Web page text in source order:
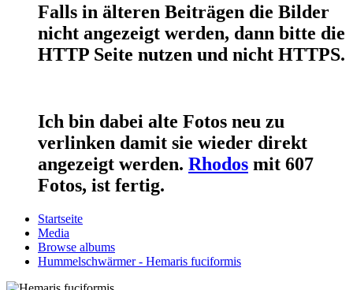
Falls in älteren Beiträgen die Bilder
nicht angezeigt werden, dann bitte die
HTTP Seite nutzen und nicht HTTPS.
Ich bin dabei alte Fotos neu zu
verlinken damit sie wieder direkt
angezeigt werden. Rhodos mit 607
Fotos, ist fertig.
Startseite
Media
Browse albums
Hummelschwärmer - Hemaris fuciformis